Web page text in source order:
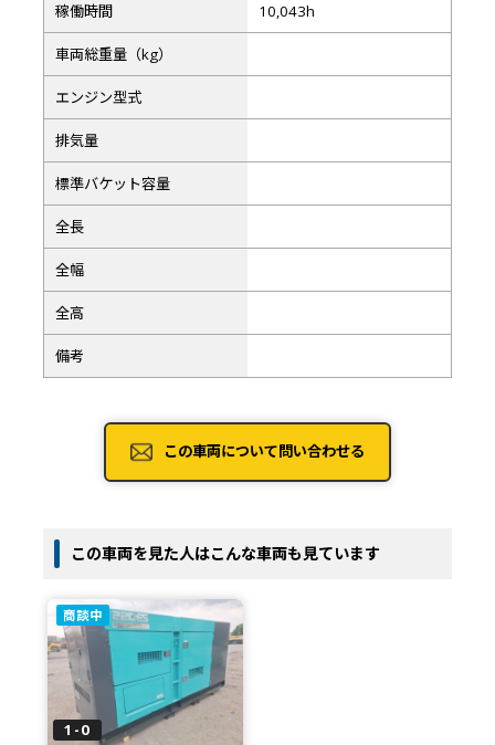
稼働時間 10,043h
車両総重量（kg）
エンジン型式
排気量
標準バケット容量
全長
全幅
全高
備考
この車両について問い合わせる
この車両を見た人はこんな車両も見ています
商談中
1-0